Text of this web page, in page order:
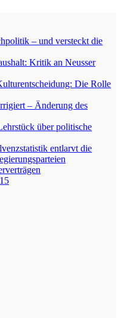
– und versteckt die
Kritik an Neusser
Die Rolle
– Änderung des
über politische
entlarvt die